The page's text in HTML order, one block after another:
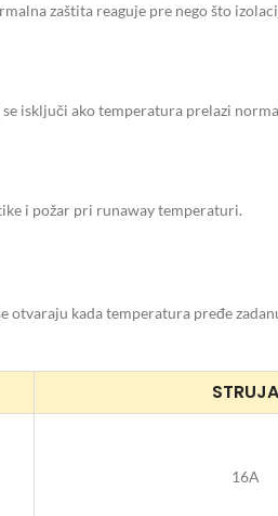
zaštita reaguje pre nego što
isključi ako temperatura prelazi
i požar pri runaway temperaturi.
kada temperatura pređe
STRUJA
16A